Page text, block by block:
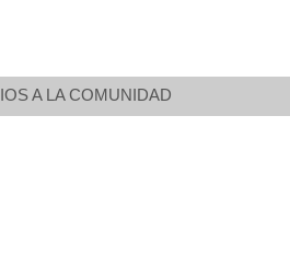
A LA COMUNIDAD